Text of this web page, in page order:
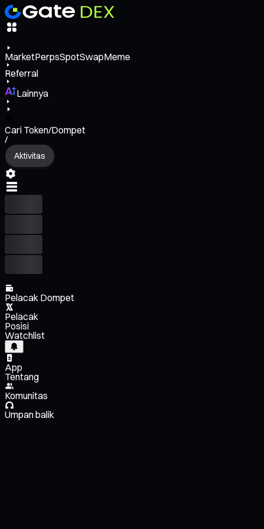
MarketPerpsSpotSwapMeme
Referral
Lainnya
Cari Token/Dompet
/
Aktivitas
Pelacak Dompet
Pelacak
Posisi
Watchlist
App
Tentang
Komunitas
Umpan balik